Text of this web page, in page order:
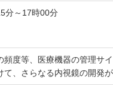
分～17時00分
度等、医療機器の管理サ
、さらなる内視鏡の開発